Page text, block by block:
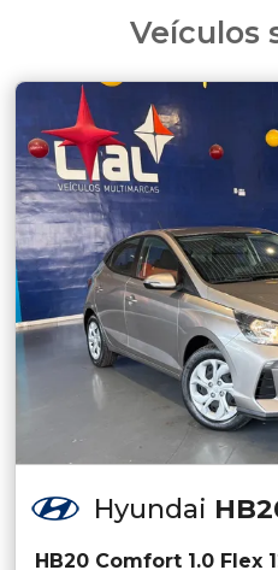
Veículos
Hyundai
HB20 Comfort 1.0 Flex